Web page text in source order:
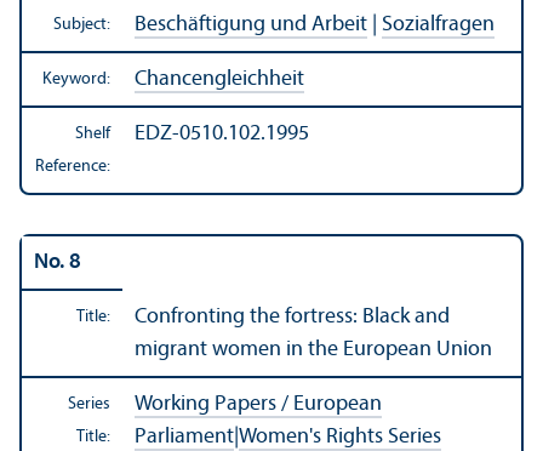
Subject: Beschäftigung und Arbeit Sozialfragen
Keyword: Chancengleichheit
Shelf
Reference:
EDZ-0510.102.1995
No. 8
Title:
Confronting the fortress: Black and
migrant women in the European Union
Series
Title:
Working Papers / European
Parliament Women's Rights Series